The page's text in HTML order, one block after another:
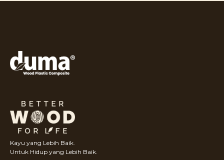
Kayu yang Lebih Baik.
Untuk Hidup yang Lebih Baik.